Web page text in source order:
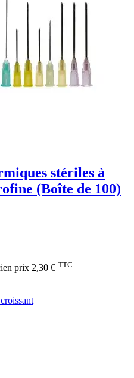
stériles à
(Boîte de 100)
prix 2,30 € TTC